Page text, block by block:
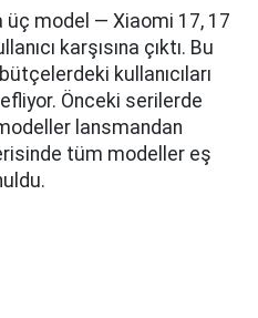
model — Xiaomi 17, 17
karşısına çıktı. Bu
kullanıcıları
Önceki serilerde
lansmandan
tüm modeller eş